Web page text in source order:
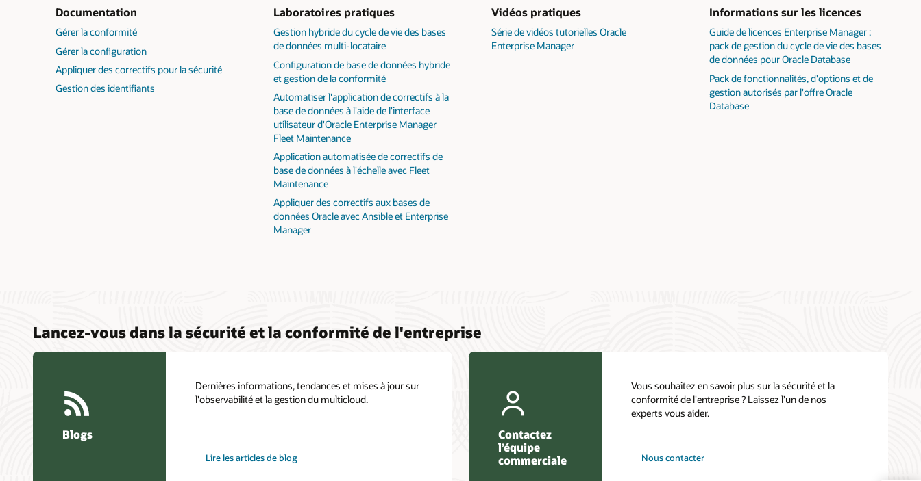
Documentation
Gérer la conformité
Gérer la configuration
Appliquer des correctifs pour la sécurité
Gestion des identifiants
Laboratoires pratiques
Gestion hybride du cycle de vie des bases
de données multi-locataire
Configuration de base de données hybride
et gestion de la conformité
Automatiser l'application de correctifs à la
base de données à l'aide de l'interface
utilisateur d'Oracle Enterprise Manager
Fleet Maintenance
Application automatisée de correctifs de
base de données à l'échelle avec Fleet
Maintenance
Appliquer des correctifs aux bases de
données Oracle avec Ansible et Enterprise
Manager
Vidéos pratiques
Série de vidéos tutorielles Oracle
Enterprise Manager
Informations sur les licences
Guide de licences Enterprise Manager :
pack de gestion du cycle de vie des bases
de données pour Oracle Database
Pack de fonctionnalités, d'options et de
gestion autorisés par l'offre Oracle
Database
Lancez-vous dans la sécurité et la conformité de l'entreprise
Blogs
Dernières informations, tendances et mises à jour sur
l'observabilité et la gestion du multicloud.
Lire les articles de blog
Contactez
l’équipe
commerciale
Vous souhaitez en savoir plus sur la sécurité et la
conformité de l'entreprise ? Laissez l’un de nos
experts vous aider.
Nous contacter